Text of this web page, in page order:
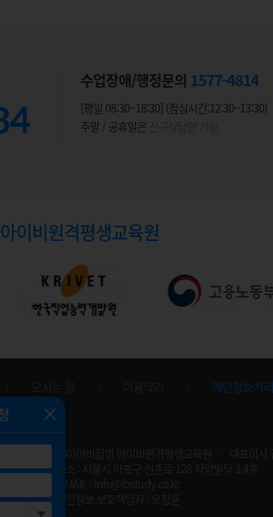
수업장애/행정문의 1577-4814
[평일 08:30~18:30] (점심시간:12:30~13:30)
주말 / 공휴일은
아이비원격평생교육원
개인정보처